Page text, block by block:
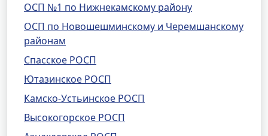
ОСП №1 по Нижнекамскому району
ОСП по Новошешминскому и Черемшанскому
районам
Спасское РОСП
Ютазинское РОСП
Камско-Устьинское РОСП
Высокогорское РОСП